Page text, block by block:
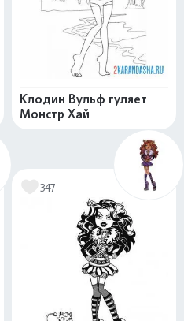
Клодин Вульф гуляет
Монстр Хай
347